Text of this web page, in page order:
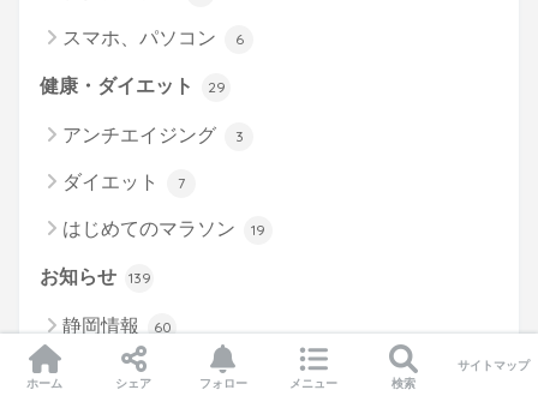
スマホ、パソコン 6
健康・ダイエット 29
アンチエイジング 3
ダイエット 7
はじめてのマラソン 19
お知らせ 139
静岡情報 60
ジャニごりより 79
ホーム シェア フォロー メニュー 検索
サイトマップ